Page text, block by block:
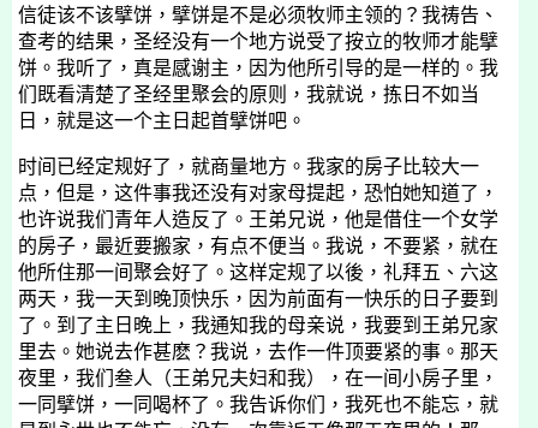
信徒该不该擘饼，擘饼是不是必须牧师主领的？我祷告、
查考的结果，圣经没有一个地方说受了按立的牧师才能擘
饼。我听了，真是感谢主，因为他所引导的是一样的。我
们既看清楚了圣经里聚会的原则，我就说，拣日不如当
日，就是这一个主日起首擘饼吧。
时间已经定规好了，就商量地方。我家的房子比较大一
点，但是，这件事我还没有对家母提起，恐怕她知道了，
也许说我们青年人造反了。王弟兄说，他是借住一个女学
的房子，最近要搬家，有点不便当。我说，不要紧，就在
他所住那一间聚会好了。这样定规了以後，礼拜五、六这
两天，我一天到晚顶快乐，因为前面有一快乐的日子要到
了。到了主日晚上，我通知我的母亲说，我要到王弟兄家
里去。她说去作甚麽？我说，去作一件顶要紧的事。那天
夜里，我们叁人（王弟兄夫妇和我），在一间小房子里，
一同擘饼，一同喝杯了。我告诉你们，我死也不能忘，就